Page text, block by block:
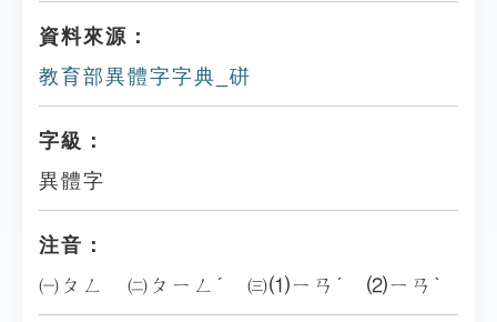
資料來源：
教育部異體字字典_硑
字級：
異體字
注音：
㈠ㄆㄥ ㈡ㄆㄧㄥˊ ㈢⑴ㄧㄢˊ ⑵ㄧㄢˋ